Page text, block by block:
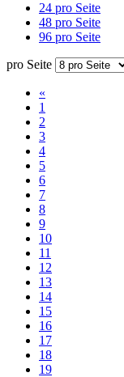
24 pro Seite
48 pro Seite
96 pro Seite
pro Seite
«
1
2
3
4
5
6
7
8
9
10
11
12
13
14
15
16
17
18
19